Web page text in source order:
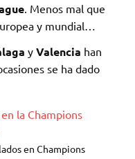
. Menos mal que
y mundial…
y Valencia han
se ha dado
en Champions